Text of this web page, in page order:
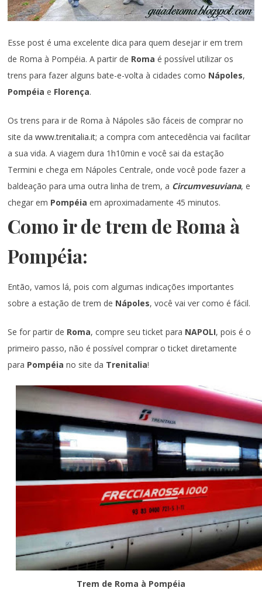
Esse post é uma excelente dica para quem desejar ir em trem
de Roma à Pompéia. A partir de Roma é possível utilizar os
trens para fazer alguns bate-e-volta à cidades como Nápoles,
Pompéia e Florença.
Os trens para ir de Roma à Nápoles são fáceis de comprar no
site dawww.trenitalia.it; a compra com antecedência vai facilitar
a sua vida. A viagem dura 1h10min e você sai da estação
Termini e chega em Nápoles Centrale, onde você pode fazer a
baldeação para uma outra linha de trem, a Circumvesuviana, e
chegar em Pompéia em aproximadamente 45 minutos.
Como ir de trem de Roma à
Pompéia:
Então, vamos lá, pois com algumas indicações importantes
sobre a estação de trem de Nápoles, você vai ver como é fácil.
Se for partir de Roma, compre seu ticket para NAPOLI, pois é o
primeiro passo, não é possível comprar o ticket diretamente
para Pompéia no site da Trenitalia!
Trem de Roma à Pompéia